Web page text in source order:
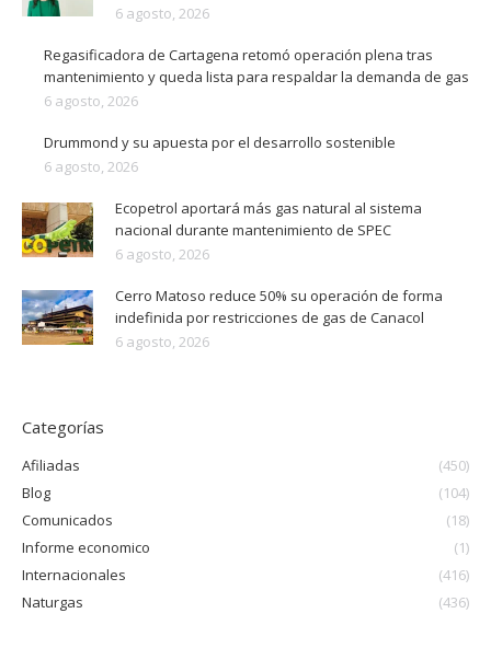
6 agosto, 2026
Regasificadora de Cartagena retomó operación plena tras
mantenimiento y queda lista para respaldar la demanda de gas
6 agosto, 2026
Drummond y su apuesta por el desarrollo sostenible
6 agosto, 2026
Ecopetrol aportará más gas natural al sistema
nacional durante mantenimiento de SPEC
6 agosto, 2026
Cerro Matoso reduce 50% su operación de forma
indefinida por restricciones de gas de Canacol
6 agosto, 2026
Categorías
Afiliadas
(450)
Blog
(104)
Comunicados
(18)
Informe economico
(1)
Internacionales
(416)
Naturgas
(436)